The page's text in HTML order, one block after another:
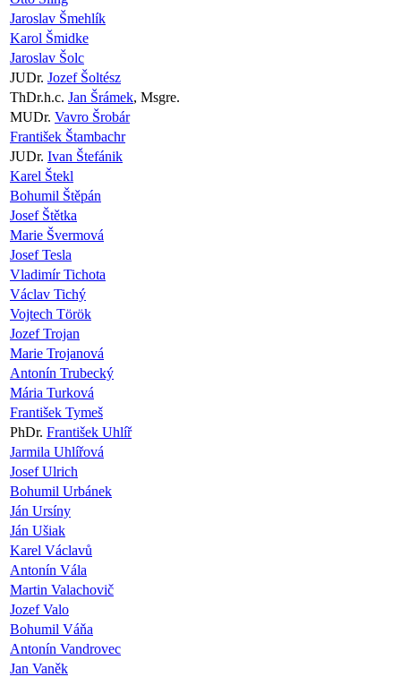
Jaroslav Šmehlík
Karol Šmidke
Jaroslav Šolc
JUDr. Jozef Šoltész
ThDr.h.c. Jan Šrámek, Msgre.
MUDr. Vavro Šrobár
František Štambachr
JUDr. Ivan Štefánik
Karel Štekl
Bohumil Štěpán
Josef Štětka
Marie Švermová
Josef Tesla
Vladimír Tichota
Václav Tichý
Vojtech Török
Jozef Trojan
Marie Trojanová
Antonín Trubecký
Mária Turková
František Tymeš
PhDr. František Uhlíř
Jarmila Uhlířová
Josef Ulrich
Bohumil Urbánek
Ján Ursíny
Ján Ušiak
Karel Václavů
Antonín Vála
Martin Valachovič
Jozef Valo
Bohumil Váňa
Antonín Vandrovec
Jan Vaněk